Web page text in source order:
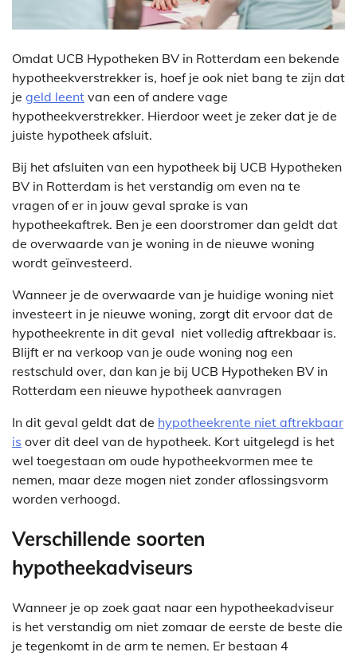
Omdat UCB Hypotheken BV in Rotterdam een bekende
hypotheekverstrekker is, hoef je ook niet bang te zijn dat
je geld leent van een of andere vage
hypotheekverstrekker. Hierdoor weet je zeker dat je de
juiste hypotheek afsluit.
Bij het afsluiten van een hypotheek bij UCB Hypotheken
BV in Rotterdam is het verstandig om even na te
vragen of er in jouw geval sprake is van
hypotheekaftrek. Ben je een doorstromer dan geldt dat
de overwaarde van je woning in de nieuwe woning
wordt geïnvesteerd.
Wanneer je de overwaarde van je huidige woning niet
investeert in je nieuwe woning, zorgt dit ervoor dat de
hypotheekrente in dit geval niet volledig aftrekbaar is.
Blijft er na verkoop van je oude woning nog een
restschuld over, dan kan je bij UCB Hypotheken BV in
Rotterdam een nieuwe hypotheek aanvragen
In dit geval geldt dat de hypotheekrente niet aftrekbaar
is over dit deel van de hypotheek. Kort uitgelegd is het
wel toegestaan om oude hypotheekvormen mee te
nemen, maar deze mogen niet zonder aflossingsvorm
worden verhoogd.
Verschillende soorten
hypotheekadviseurs
Wanneer je op zoek gaat naar een hypotheekadviseur
is het verstandig om niet zomaar de eerste de beste die
je tegenkomt in de arm te nemen. Er bestaan 4